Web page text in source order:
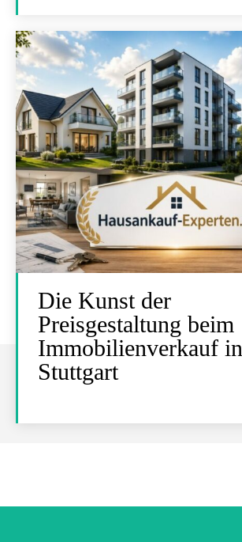
Die Kunst der
Preisgestaltung beim
Immobilienverkauf in
Stuttgart